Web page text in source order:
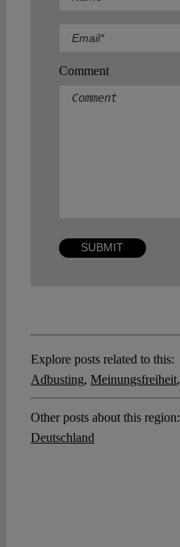
Comment
Explore posts related to this:
Adbusting, Meinungsfreiheit,
Other posts about this region:
Deutschland